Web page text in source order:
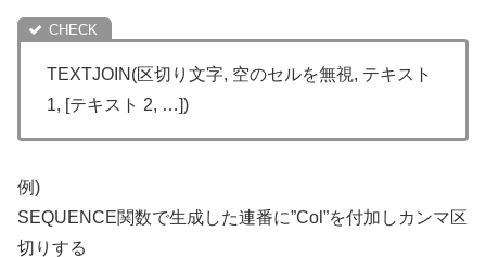
TEXTJOIN (区切り文字, 空のセルを無視, テキスト
1, [テキスト 2, …] )
例)
SEQUENCE関数で生成した連番に”Col”を付加しカンマ区
切りする